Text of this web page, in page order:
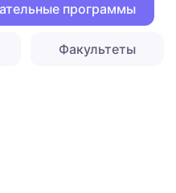
программы
Факультеты